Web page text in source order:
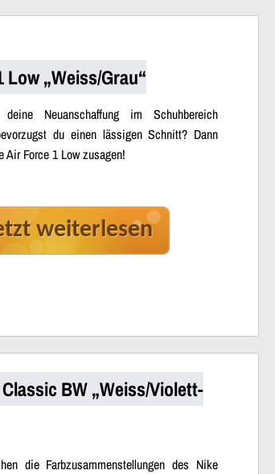
Low „Weiss/Grau“
Neuanschaffung im Schuhbereich
du einen lässigen Schnitt? Dann
Force 1 Low zusagen!
weiterlesen
BW „Weiss/Violett-
die Farbzusammenstellungen des Nike